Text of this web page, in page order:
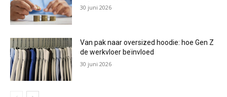
30 juni 2026
Van pak naar oversized hoodie: hoe Gen Z
de werkvloer beïnvloed
30 juni 2026